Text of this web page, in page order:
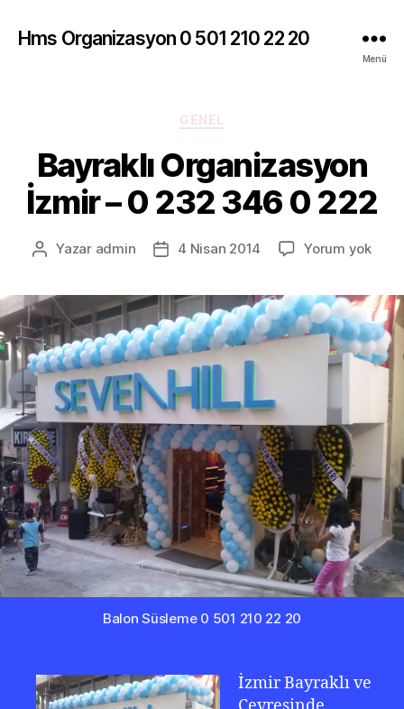
Hms Organizasyon 0 501 210 22 20
Menü
Kategoriler
GENEL
Bayraklı Organizasyon
İzmir – 0 232 346 0 222
Yazının
Yazar admin
Yazı4 Nisan 2014 Yorum yok
–
0
232
346
222
Balon Süsleme 0 501 210 22 20
İzmir Bayraklı ve